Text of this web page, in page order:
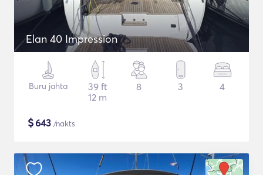
Elan 40 Impression
Buru jahta
39 ft
12 m
8 3 4
$643 /nakts